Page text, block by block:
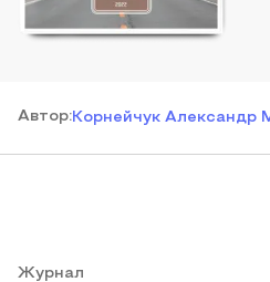
Автор:Корнейчук Александр
Журнал